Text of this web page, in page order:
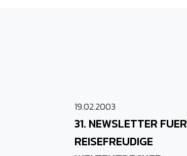
19.02.2003
31. NEWSLETTER FUER
REISEFREUDIGE